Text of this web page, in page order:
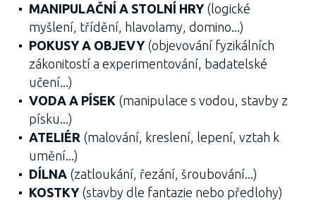
MANIPULAČNÍ A STOLNÍ HRY (logické
myšlení, třídění, hlavolamy, domino...)
POKUSY A OBJEVY (objevování fyzikálních
zákonitostí a experimentování, badatelské
učení...)
VODA A PÍSEK (manipulace s vodou, stavby z
písku...)
ATELIÉR (malování, kreslení, lepení, vztah k
umění...)
DÍLNA (zatloukání, řezání, šroubování...)
KOSTKY (stavby dle fantazie nebo předlohy)